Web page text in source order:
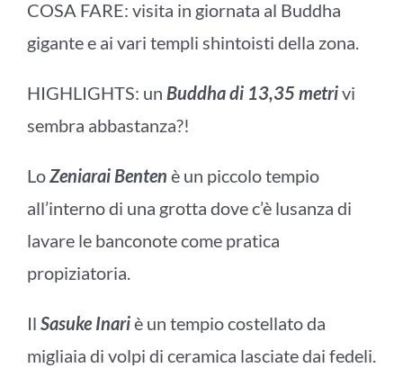
COSA FARE: visita in giornata al Buddha
gigantee ai vari templi shintoisti della zona.
HIGHLIGHTS: un Buddha di 13,35 metrivi
sembra abbastanza?!
LoZeniarai Benten è un piccolo tempio
all’interno di una grotta dove c’è lusanza di
lavare le banconote come pratica
propiziatoria.
Il Sasuke Inariè un tempio costellato da
migliaia di volpi di ceramica lasciate dai fedeli.